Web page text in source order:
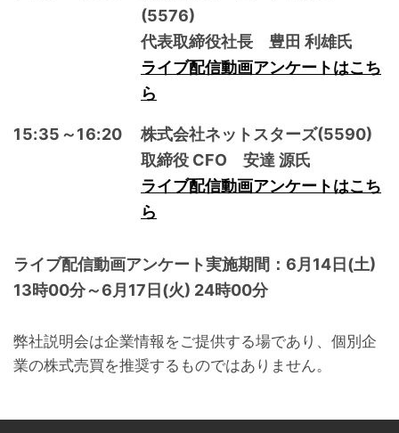
(5576)
代表取締役社長 豊田 利雄氏
ライブ配信動画アンケートはこち
ら
15:35～16:20
株式会社ネットスターズ(5590)
取締役 CFO 安達 源氏
ライブ配信動画アンケートはこち
ら
ライブ配信動画アンケート実施期間：6月14日(土)
13時00分～6月17日(火) 24時00分
弊社説明会は企業情報をご提供する場であり、個別企
業の株式売買を推奨するものではありません。